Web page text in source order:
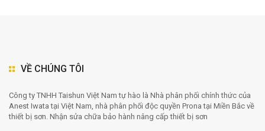
VỀ CHÚNG TÔI
Công ty TNHH Taishun Việt Nam tự hào là Nhà phân phối chính thức của
Anest Iwata tại Việt Nam, nhà phân phối độc quyền Prona tại Miền Bắc về
thiết bị sơn. Nhận sửa chữa bảo hành nâng cấp thiết bị sơn